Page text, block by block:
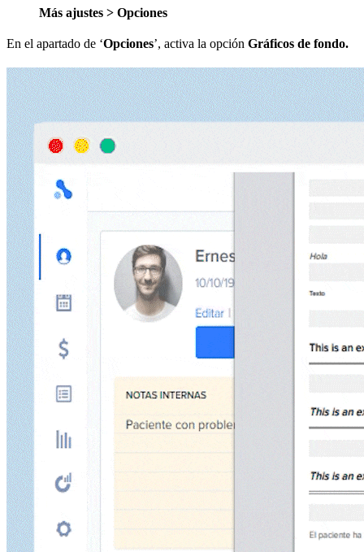
Más ajustes > Opciones
En el apartado de ‘Opciones’, activa la opción Gráficos de fondo.